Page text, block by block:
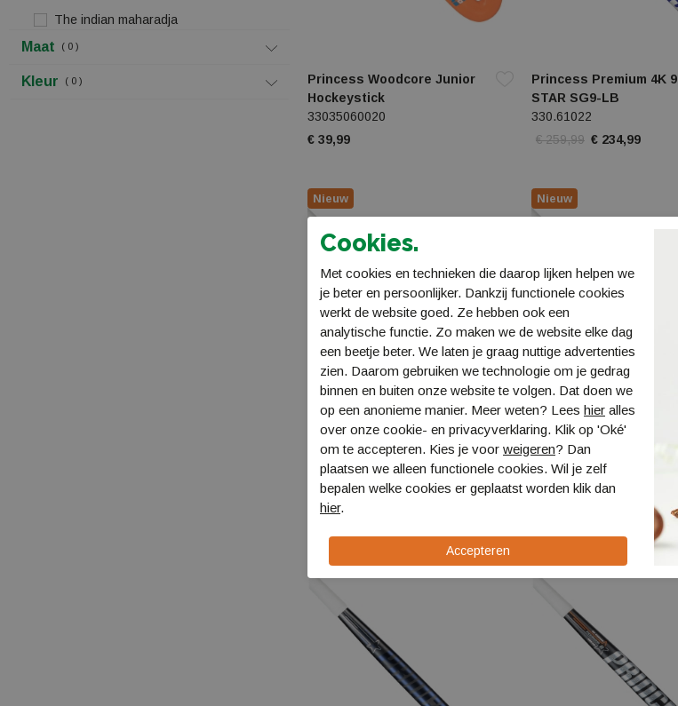
The indian maharadja
Tk hockey
Maat 0
Kleur 0
Princess Woodcore Junior
Hockeystick
33035060020
€ 39,99
Princess Premium 4K 9
STAR SG9-LB
330.61022
€ 259,99 € 234,99
Princess Competition 5
STAR SG9-LB
330.62022
€ 159,99
Nieuw
Princess Competition 4
STAR SG9-LB
330.62042
Nieuw
Cookies.
Met cookies en technieken die daarop lijken helpen we
je beter en persoonlijker. Dankzij functionele cookies
werkt de website goed. Ze hebben ook een
analytische functie. Zo maken we de website elke dag
een beetje beter. We laten je graag nuttige advertenties
zien. Daarom gebruiken we technologie om je gedrag
binnen en buiten onze website te volgen. Dat doen we
op een anonieme manier. Meer weten? Lees hier alles
over onze cookie- en privacyverklaring. Klik op 'Oké'
om te accepteren. Kies je voor weigeren? Dan
plaatsen we alleen functionele cookies. Wil je zelf
bepalen welke cookies er geplaatst worden klik dan
hier.